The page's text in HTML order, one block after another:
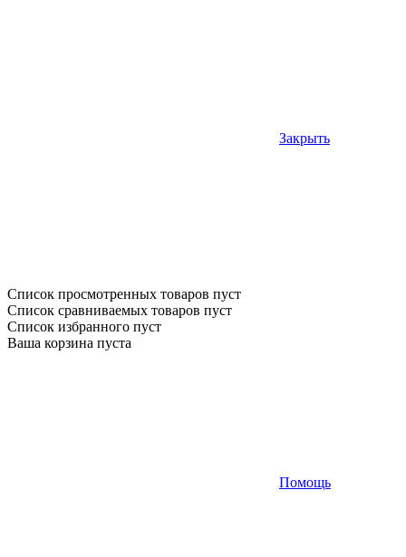
Закрыть
Список просмотренных товаров пуст
Список сравниваемых товаров пуст
Список избранного пуст
Ваша корзина пуста
Помощь